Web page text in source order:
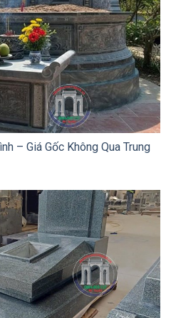
– Giá Gốc Không Qua Trung